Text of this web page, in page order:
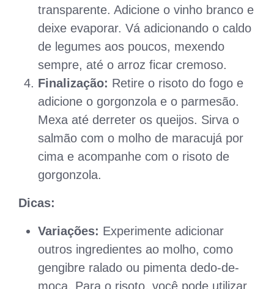
transparente. Adicione o vinho branco e
deixe evaporar. Vá adicionando o caldo
de legumes aos poucos, mexendo
sempre, até o arroz ficar cremoso.
Finalização: Retire o risoto do fogo e
adicione o gorgonzola e o parmesão.
Mexa até derreter os queijos. Sirva o
salmão com o molho de maracujá por
cima e acompanhe com o risoto de
gorgonzola.
Dicas:
Variações: Experimente adicionar
outros ingredientes ao molho, como
gengibre ralado ou pimenta dedo-de-
moça. Para o risoto, você pode utilizar